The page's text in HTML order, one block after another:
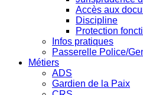
Accès aux
Discipline
Protection
Infos pratiques
Passerelle Police/
Métiers
ADS
Gardien de la Paix